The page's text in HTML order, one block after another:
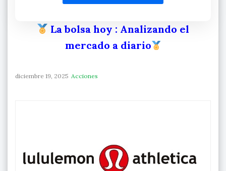
La bolsa hoy : Analizando el
mercado a diario
diciembre 19, 2025 Acciones